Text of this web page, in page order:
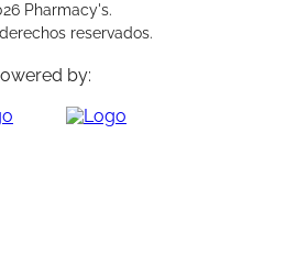
Pharmacy's.
reservados.
by: